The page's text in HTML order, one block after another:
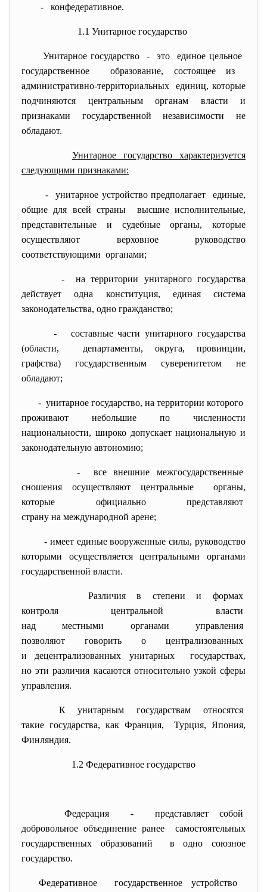
- конфедеративное.
1.1 Унитарное государство
Унитарное государство - это единое цельное
государственное образование, состоящее из
административно-территориальных единиц, которые
подчиняются центральным органам власти и
признаками государственной независимости не
обладают.
Унитарное государство характеризуется
следующими признаками:
- унитарное устройствопредполагает единые,
общие для всей страны высшие исполнительные,
представительные и судебные органы, которые
осуществляют верховное руководство
соответствующими органами;
- на территории унитарного государства
действует одна конституция, единая система
законодательства, одно гражданство;
- составные части унитарного государства
(области, департаменты, округа, провинции,
графства) государственным суверенитетом не
обладают;
- унитарное государство, на территории которого
проживают небольшие по численности
национальности, широко допускает национальную и
законодательную автономию;
- все внешние межгосударственные
сношения осуществляют центральные органы,
которые официально представляют
страну на международной арене;
- имеет единые вооруженные силы, руководство
которыми осуществляется центральными органами
государственной власти.
Различия в степени и формах
контроля центральной власти
над местными органами управления
позволяют говорить о централизованных
и децентрализованных унитарных государствах,
но эти различия касаются относительно узкой сферы
управления.
К унитарным государствам относятся
такие государства, как Франция, Турция, Япония,
Финляндия.
1.2 Федеративное государство
Федерация - представляет собой
добровольное объединение ранее самостоятельных
государственных образований в одно союзное
государство.
Федеративное государственное устройство